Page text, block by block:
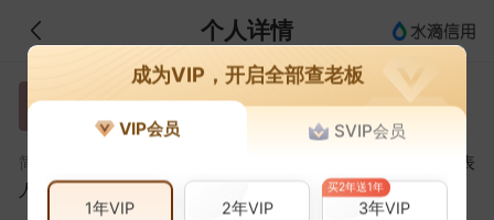
个人详情
胡 胡贵兵
简介：
胡贵兵，中山市和协装饰设计工程有限公司的法定代表
人
成为VIP，开启全部查老板
VIP会员 SVIP会员
1年VIP 2年VIP 3年VIP
买2年送1年